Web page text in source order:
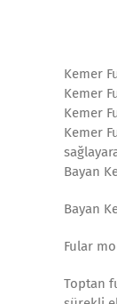
Kemer
Kemer
Kemer
Kemer
Bayan
Bayan
Fular
Toptan